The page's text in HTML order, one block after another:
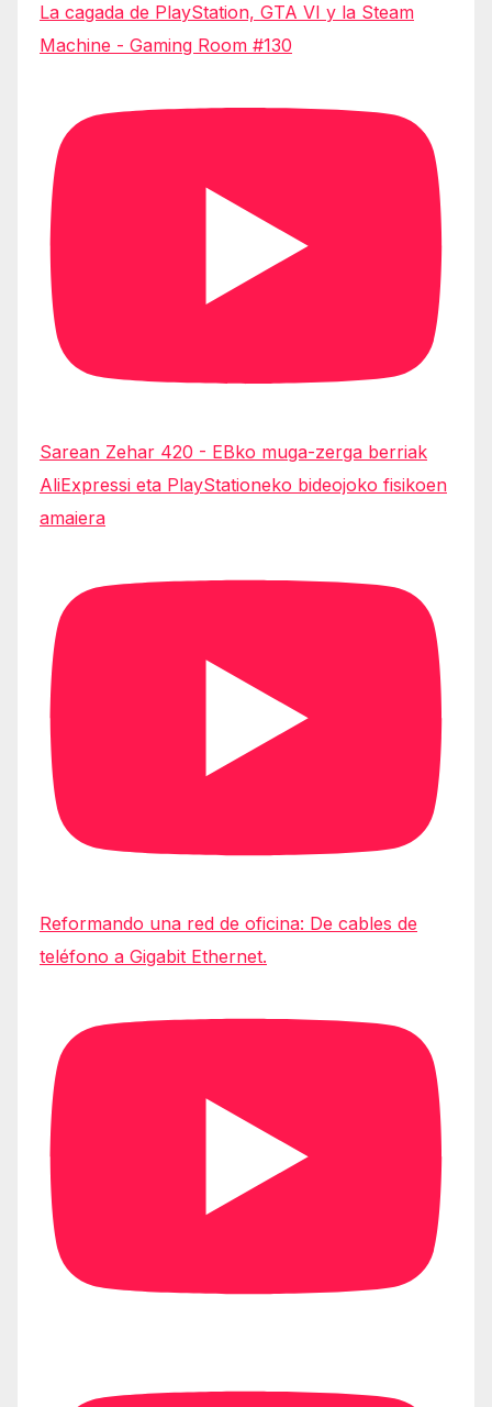
La cagada de PlayStation, GTA VI y la Steam
Machine - Gaming Room #130
Sarean Zehar 420 - EBko muga-zerga berriak
AliExpressi eta PlayStationeko bideojoko fisikoen
amaiera
Reformando una red de oficina: De cables de
teléfono a Gigabit Ethernet.